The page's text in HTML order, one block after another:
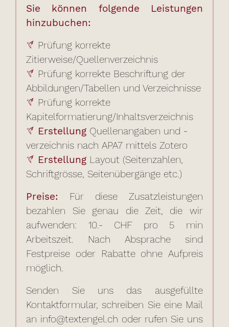
Sie können folgende Leistungen
hinzubuchen:
Prüfung korrekte
Zitierweise/Quellenverzeichnis
Prüfung korrekte Beschriftung der
Abbildungen/Tabellen und Verzeichnisse
Prüfung korrekte
Kapitelformatierung/Inhaltsverzeichnis
Erstellung Quellenangaben und -
verzeichnis nach APA7 mittels Zotero
Erstellung Layout (Seitenzahlen,
Schriftgrösse, Seitenübergänge etc.)
Preise: Für diese Zusatzleistungen
bezahlen Sie genau die Zeit, die wir
aufwenden: 10.- CHF pro 5 min
Arbeitszeit. Nach Absprache sind
Festpreise oder Rabatte ohne Aufpreis
möglich.
Senden Sie uns das ausgefüllte
Kontaktformular, schreiben Sie eine Mail
an info@textengel.ch oder rufen Sie uns